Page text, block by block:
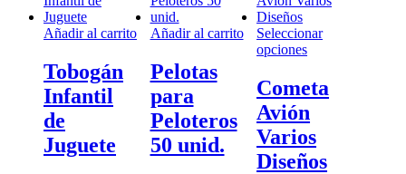
Añadir al carrito
Tobogán
Infantil
de
Juguete
Añadir al carrito
Pelotas
para
Peloteros
50 unid.
Seleccionar
opcionesEste
tiene
múltiples
variantes.
opciones
se
Cometa
Avión
Varios
Diseños